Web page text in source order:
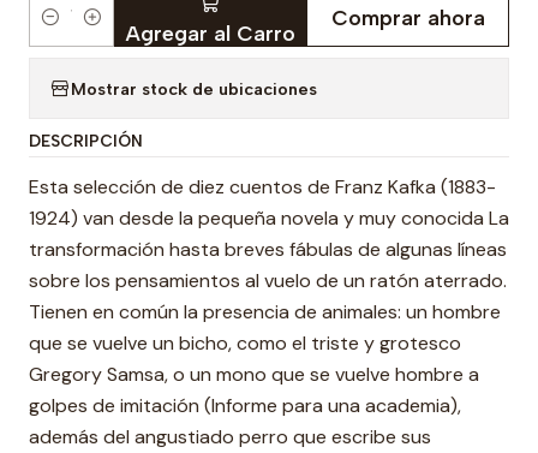
Cantidad Agregar al Carro
Comprar ahora
Mostrar stock de ubicaciones
DESCRIPCIÓN
Esta selección de diez cuentos de Franz Kafka (1883-
1924) van desde la pequeña novela y muy conocida La
transformación hasta breves fábulas de algunas líneas
sobre los pensamientos al vuelo de un ratón aterrado.
Tienen en común la presencia de animales: un hombre
que se vuelve un bicho, como el triste y grotesco
Gregory Samsa, o un mono que se vuelve hombre a
golpes de imitación (Informe para una academia),
además del angustiado perro que escribe sus